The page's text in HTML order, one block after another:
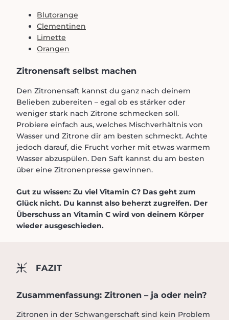
Blutorange
Clementinen
Limette
Orangen
Zitronensaft selbst machen
Den Zitronensaft kannst du ganz nach deinem
Belieben zubereiten – egal ob es stärker oder
weniger stark nach Zitrone schmecken soll.
Probiere einfach aus, welches Mischverhältnis von
Wasser und Zitrone dir am besten schmeckt. Achte
jedoch darauf, die Frucht vorher mit etwas warmem
Wasser abzuspülen. Den Saft kannst du am besten
über eine Zitronenpresse gewinnen.
Gut zu wissen: Zu viel Vitamin C? Das geht zum
Glück nicht. Du kannst also beherzt zugreifen. Der
Überschuss an Vitamin C wird von deinem Körper
wieder ausgeschieden.
FAZIT
Zusammenfassung: Zitronen – ja oder nein?
Zitronen in der Schwangerschaft sind kein Problem